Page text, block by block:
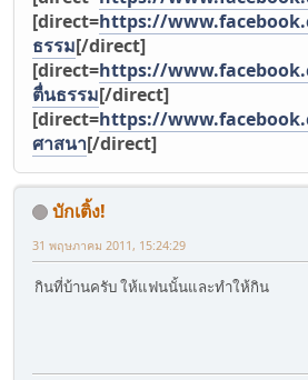
[direct=https://
ธรรม[/direct]
[direct=https://
ตื่นธรรม[/direct]
[direct=https://
ศาสนา[/direct]
บักเติ้ง!
31 พฤษภาคม 2011, 15:24:29
กินที่บ้านครับ ให้แฟนนั้นและทำให้กิน